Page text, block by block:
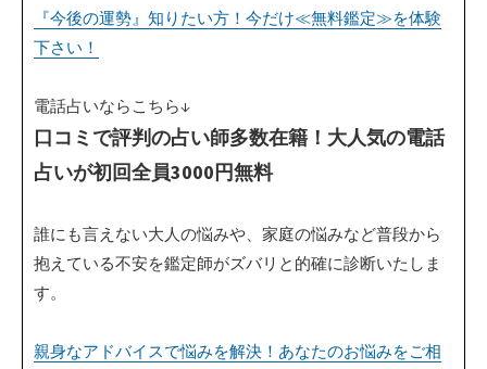
『今後の運勢』知りたい方！今だけ≪無料鑑定≫を体験
下さい！
電話占いならこちら↓
口コミで評判の占い師多数在籍！大人気の電話
占いが初回全員3000円無料
誰にも言えない大人の悩みや、家庭の悩みなど普段から
抱えている不安を鑑定師がズバリと的確に診断いたしま
す。
親身なアドバイスで悩みを解決！あなたのお悩みをご相